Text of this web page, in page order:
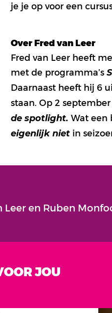
je je op voor een
Over Fred van Leer
Fred van Leer heeft
met de programma’s
Daarnaast heeft hij 6
staan. Op 2
de spotlight. Wat een
eigenlijk niet in
Leer en Ruben
JOU